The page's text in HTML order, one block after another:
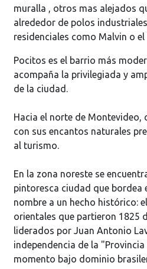
muralla , otros mas alejados
alrededor de polos
residenciales como Malvin o el
Pocitos es el barrio más
acompaña la privilegiada y
de la ciudad.
Hacia el norte de Montevideo,
con sus encantos naturales
al turismo.
En la zona noreste se
pintoresca ciudad que bordea
nombre a un hecho histórico:
orientales que partieron 1825
liderados por Juan Antonio
independencia de la
momento bajo dominio